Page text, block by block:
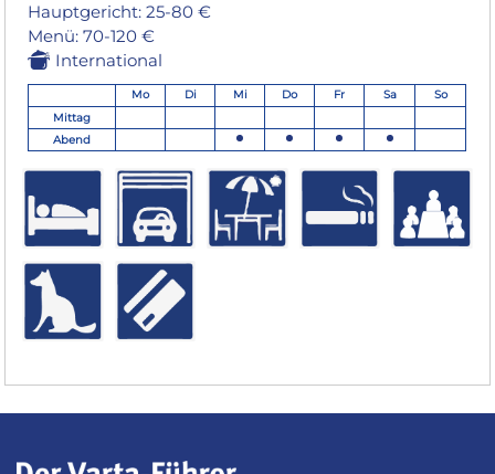
Hauptgericht: 25-80 €
Menü: 70-120 €
International
Mo Di Mi Do Fr Sa
So
Mittag
Abend